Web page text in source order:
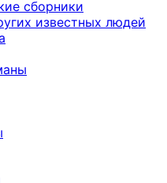
сборники
известных людей